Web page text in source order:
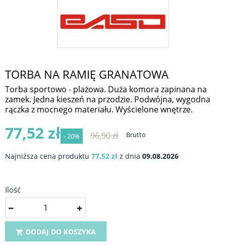
TORBA NA RAMIĘ GRANATOWA
Torba sportowo - plażowa. Duża komora zapinana na
zamek. Jedna kieszeń na przodzie. Podwójna, wygodna
rączka z mocnego materiału. Wyścielone wnętrze.
77,52 zł - 20% 96,90 zł Brutto
Najniższa cena produktu 77,52 zł z dnia 09.08.2026
Ilość
 DODAJ DO KOSZYKA